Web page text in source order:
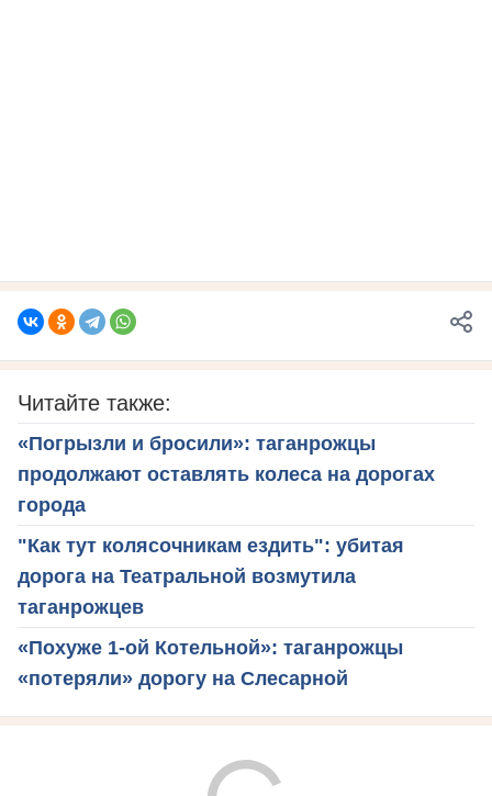
Читайте также:
«Погрызли и бросили»: таганрожцы
продолжают оставлять колеса на дорогах
города
"Как тут колясочникам ездить": убитая
дорога на Театральной возмутила
таганрожцев
«Похуже 1-ой Котельной»: таганрожцы
«потеряли» дорогу на Слесарной